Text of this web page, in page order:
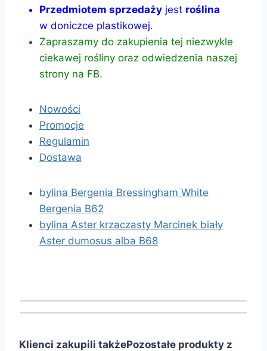
Przedmiotem sprzedaży jest roślina
w doniczce plastikowej.
Zapraszamy do zakupienia tej niezwykle
ciekawej rośliny oraz odwiedzenia naszej
strony na FB.
Nowości
Promocje
Regulamin
Dostawa
bylina Bergenia Bressingham White
Bergenia B62
bylina Aster krzaczasty Marcinek biały
Aster dumosus alba B68
Klienci zakupili takżePozostałe produkty z